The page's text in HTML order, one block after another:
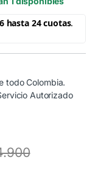
todo Colombia.
Autorizado